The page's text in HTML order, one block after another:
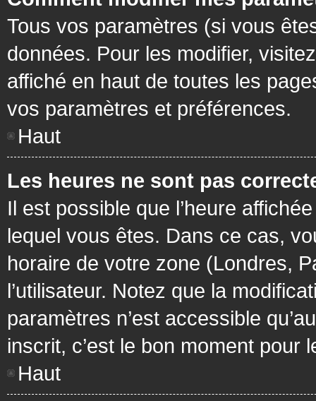
Tous vos paramètres (si vous
données. Pour les modifier,
affiché en haut de toutes les
vos paramètres et préférences.
Haut
Les heures ne sont pas
Il est possible que l’heure
lequel vous êtes. Dans ce cas,
horaire de votre zone (Londres,
l’utilisateur. Notez que la
paramètres n’est accessible
inscrit, c’est le bon moment pour
Haut